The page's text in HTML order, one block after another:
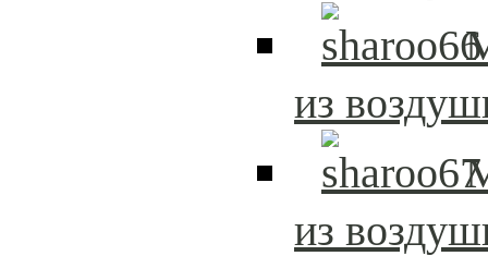
из
из